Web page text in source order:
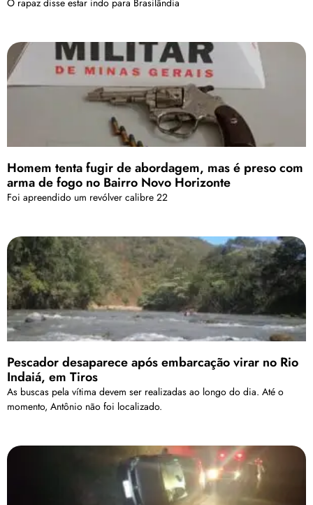
Homem tenta fugir de abordagem, mas é preso com
arma de fogo no Bairro Novo Horizonte
Foi apreendido um revólver calibre 22
Pescador desaparece após embarcação virar no Rio
Indaiá, em Tiros
As buscas pela vítima devem ser realizadas ao longo do dia. Até o
momento, Antônio não foi localizado.